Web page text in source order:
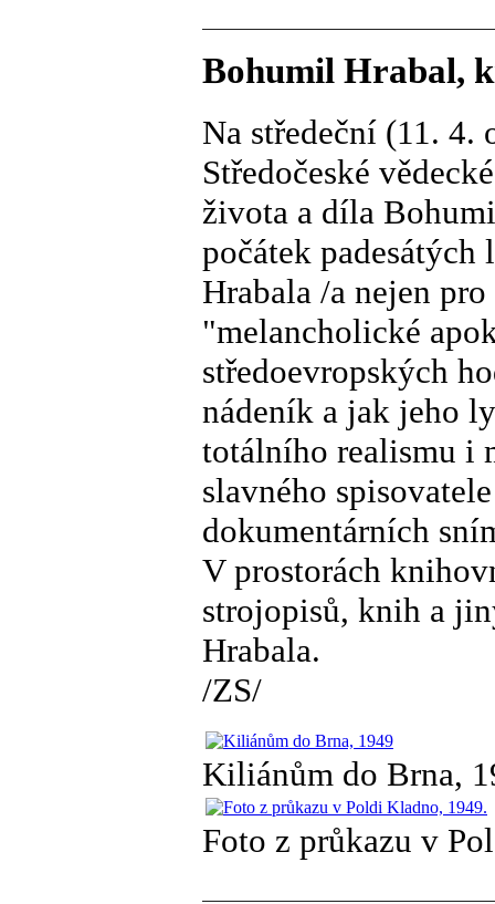
Bohumil Hrabal,
Na středeční (11. 4.
Středočeské
života a díla
počátek
Hrabala /a nejen
"melancholické
středoevropských
nádeník a jak jeho
totálního realismu i
slavného
dokumentárních
V prostorách
strojopisů, knih a
Hrabala.
/ZS/
Kiliánům do Brna,
Foto z průkazu v